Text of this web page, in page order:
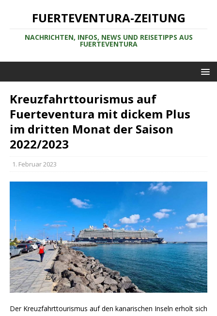
FUERTEVENTURA-ZEITUNG
NACHRICHTEN, INFOS, NEWS UND REISETIPPS AUS
FUERTEVENTURA
Kreuzfahrttourismus auf
Fuerteventura mit dickem Plus
im dritten Monat der Saison
2022/2023
1. Februar 2023
Der Kreuzfahrttourismus auf den kanarischen Inseln erholt sich